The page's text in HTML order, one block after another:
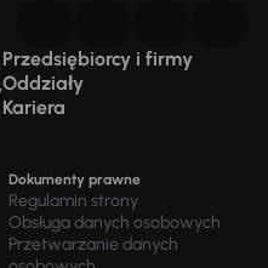
Przedsiębiorcy i firmy
Oddziały
Kariera
Dokumenty prawne
Regulamin strony
Obsługa danych osobowych
Przetwarzanie danych